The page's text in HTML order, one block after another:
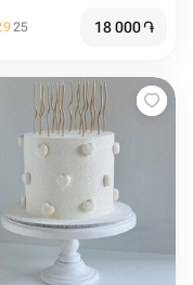
25 18 000֏